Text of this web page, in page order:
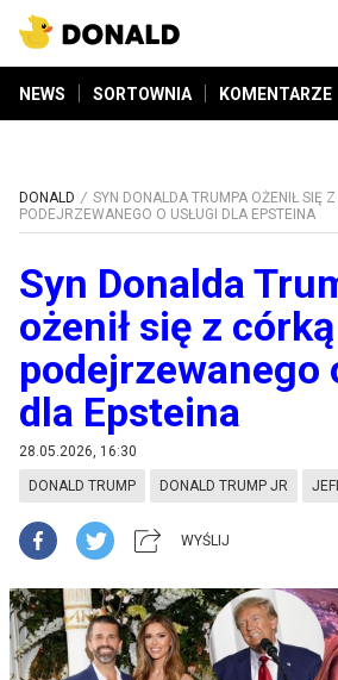
NEWS SORTOWNIA KOMENTARZE
DONALD
SYN DONALDA TRUMPA OŻENIŁ SIĘ
PODEJRZEWANEGO O USŁUGI DLA EPSTEINA
Syn Donalda
ożenił się z
podejrzewanego
dla Epsteina
28.05.2026, 16:30
DONALD TRUMP DONALD TRUMP JR
WYŚLIJ